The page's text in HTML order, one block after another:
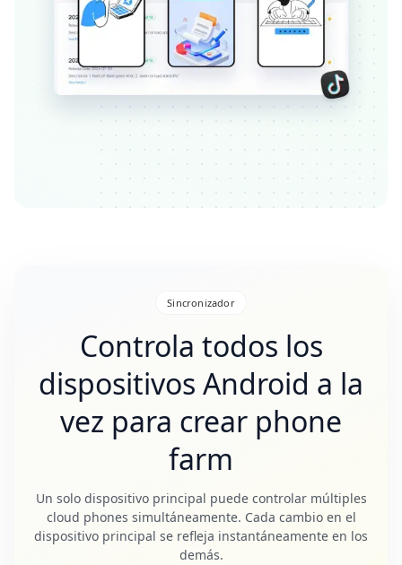
Sincronizador
Controla todos los
dispositivos Android a la
vez para crear phone
farm
Un solo dispositivo principal puede controlar múltiples
cloud phones simultáneamente. Cada cambio en el
dispositivo principal se refleja instantáneamente en los
demás.